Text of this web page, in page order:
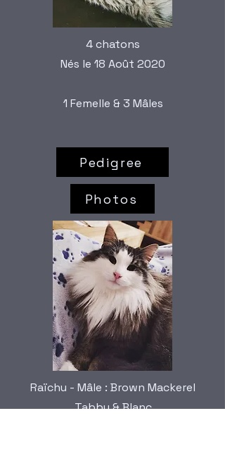
4 chatons
Nés le 18 Août 2020
1 Femelle & 3 Mâles
Pedigree
Photos
Raïchu - Mâle : Brown Mackerel
Tabby & Blanc